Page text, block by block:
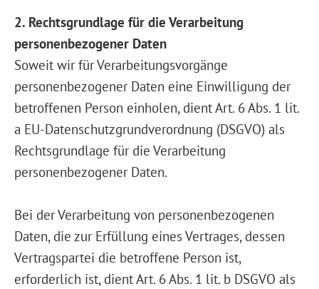
2. Rechtsgrundlage für die Verarbeitung
personenbezogener Daten
Soweit wir für Verarbeitungsvorgänge
personenbezogener Daten eine Einwilligung der
betroffenen Person einholen, dient Art. 6 Abs. 1 lit.
a EU-Datenschutzgrundverordnung (DSGVO) als
Rechtsgrundlage für die Verarbeitung
personenbezogener Daten.
Bei der Verarbeitung von personenbezogenen
Daten, die zur Erfüllung eines Vertrages, dessen
Vertragspartei die betroffene Person ist,
erforderlich ist, dient Art. 6 Abs. 1 lit. b DSGVO als